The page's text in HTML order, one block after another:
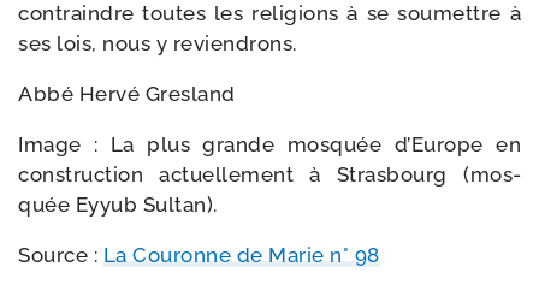
contraindre toutes les reli­gions à se sou­mettre à
ses lois, nous y reviendrons.
Abbé Hervé Gresland
Image : La plus grande mos­quée d’Europe en
construc­tion actuel­le­ment à Strasbourg (mos­
quée Eyyub Sultan).
Source : La Couronne de Marie n° 98